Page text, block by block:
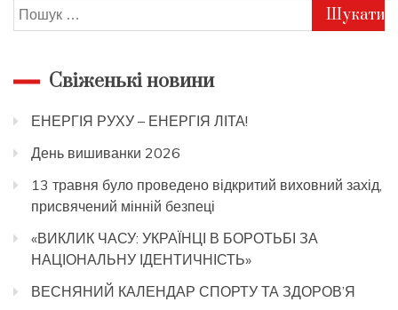
Пошук:
Свіженькі новини
ЕНЕРГІЯ РУХУ – ЕНЕРГІЯ ЛІТА!
День вишиванки 2026
13 травня було проведено відкритий виховний захід,
присвячений мінній безпеці
«ВИКЛИК ЧАСУ: УКРАЇНЦІ В БОРОТЬБІ ЗА
НАЦІОНАЛЬНУ ІДЕНТИЧНІСТЬ»
ВЕСНЯНИЙ КАЛЕНДАР СПОРТУ ТА ЗДОРОВ’Я